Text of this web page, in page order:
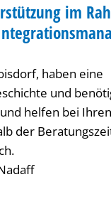
im
haben eine
und
helfen bei
der